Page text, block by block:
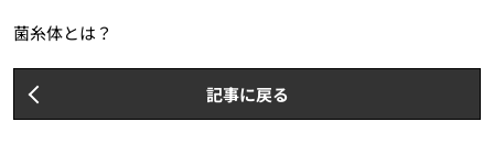
菌糸体とは？
記事に戻る